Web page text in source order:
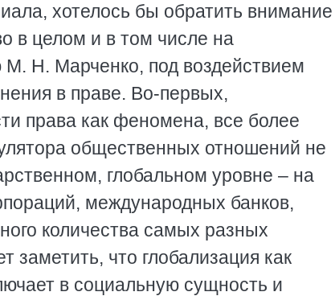
хотелось бы обратить внимание
в целом и в том числе на
Н. Марченко, под воздействием
в праве. Во-первых,
права как феномена, все более
общественных отношений не
глобальном уровне – на
международных банков,
количества самых разных
заметить, что глобализация как
в социальную сущность и